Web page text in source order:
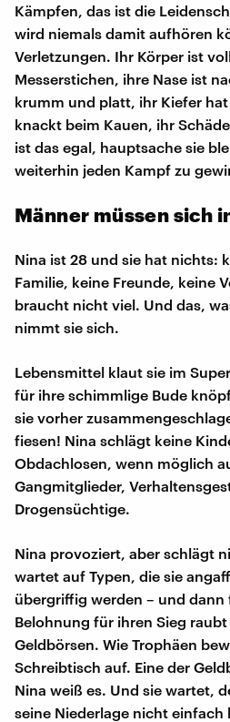
Kämpfen, das ist die
wird niemals damit aufhören
Verletzungen. Ihr Körper ist
Messerstichen, ihre Nase ist
krumm und platt, ihr Kiefer
knackt beim Kauen, ihr
ist das egal, hauptsache sie
weiterhin jeden Kampf zu
Männer müssen sich
Nina ist 28 und sie hat nichts:
Familie, keine Freunde, keine
braucht nicht viel. Und das,
nimmt sie sich.
Lebensmittel klaut sie im
für ihre schimmlige Bude
sie vorher
fiesen! Nina schlägt keine
Obdachlosen, wenn möglich
Gangmitglieder,
Drogensüchtige.
Nina provoziert, aber schlägt
wartet auf Typen, die sie
übergriffig werden – und dann
Belohnung für ihren Sieg
Geldbörsen. Wie Trophäen
Schreibtisch auf. Eine der
Nina weiß es. Und sie wartet,
seine Niederlage nicht einfach